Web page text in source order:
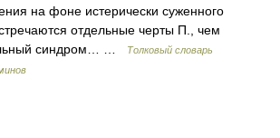
на фоне истерически суженного
отдельные черты П., чем
синдром… …
Толковый словарь